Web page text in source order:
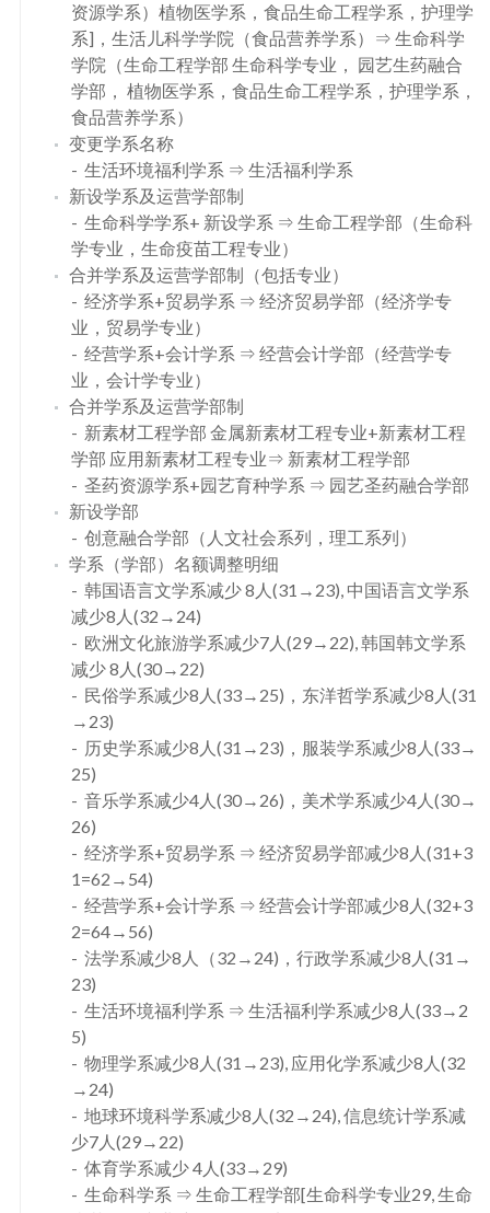
资源学系）植物医学系，食品生命工程学系，护理学
系]，生活儿科学学院（食品营养学系）⇒ 生命科学
学院（生命工程学部 生命科学专业， 园艺生药融合
学部， 植物医学系，食品生命工程学系，护理学系，
食品营养学系）
变更学系名称
生活环境福利学系 ⇒ 生活福利学系
新设学系及运营学部制
生命科学学系+ 新设学系 ⇒ 生命工程学部（生命科
学专业，生命疫苗工程专业）
合并学系及运营学部制（包括专业）
经济学系+贸易学系 ⇒ 经济贸易学部（经济学专
业，贸易学专业）
经营学系+会计学系 ⇒ 经营会计学部（经营学专
业，会计学专业）
合并学系及运营学部制
新素材工程学部 金属新素材工程专业+新素材工程
学部 应用新素材工程专业⇒ 新素材工程学部
圣药资源学系+园艺育种学系 ⇒ 园艺圣药融合学部
新设学部
创意融合学部（人文社会系列，理工系列）
学系（学部）名额调整明细
韩国语言文学系减少 8人(31→23), 中国语言文学系
减少8人(32→24)
欧洲文化旅游学系减少7人(29→22), 韩国韩文学系
减少 8人(30→22)
民俗学系减少8人(33→25)，东洋哲学系减少8人(31
→23)
历史学系减少8人(31→23)，服装学系减少8人(33→
25)
音乐学系减少4人(30→26)，美术学系减少4人(30→
26)
经济学系+贸易学系 ⇒ 经济贸易学部减少8人(31+3
1=62→54)
经营学系+会计学系 ⇒ 经营会计学部减少8人(32+3
2=64→56)
法学系减少8人（32→24)，行政学系减少8人(31→
23)
生活环境福利学系 ⇒ 生活福利学系减少8人(33→2
5)
物理学系减少8人(31→23), 应用化学系减少8人(32
→24)
地球环境科学系减少8人(32→24), 信息统计学系减
少7人(29→22)
体育学系减少 4人(33→29)
生命科学系 ⇒ 生命工程学部[生命科学专业29, 生命